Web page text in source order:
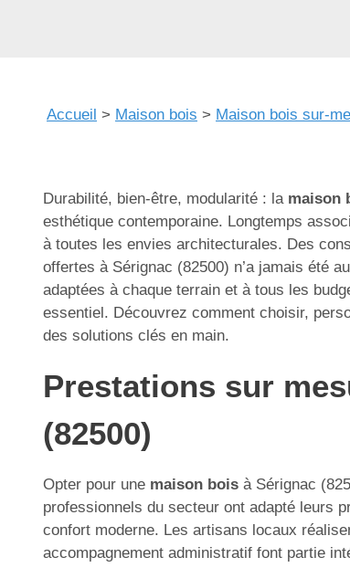
Accueil > Maison bois > Maison bois sur-
Durabilité, bien-être, modularité : la maison
esthétique contemporaine. Longtemps
à toutes les envies architecturales. Des
offertes à Sérignac (82500) n’a jamais été
adaptées à chaque terrain et à tous les
essentiel. Découvrez comment choisir,
des solutions clés en main.
Prestations sur
(82500)
Opter pour une maison bois à Sérignac
professionnels du secteur ont adapté leurs
confort moderne. Les artisans locaux
accompagnement administratif font partie